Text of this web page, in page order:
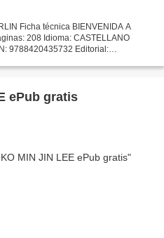
Ficha técnica BIENVENIDA A
208 Idioma: CASTELLANO
9788420435732 Editorial:
ePub gratis